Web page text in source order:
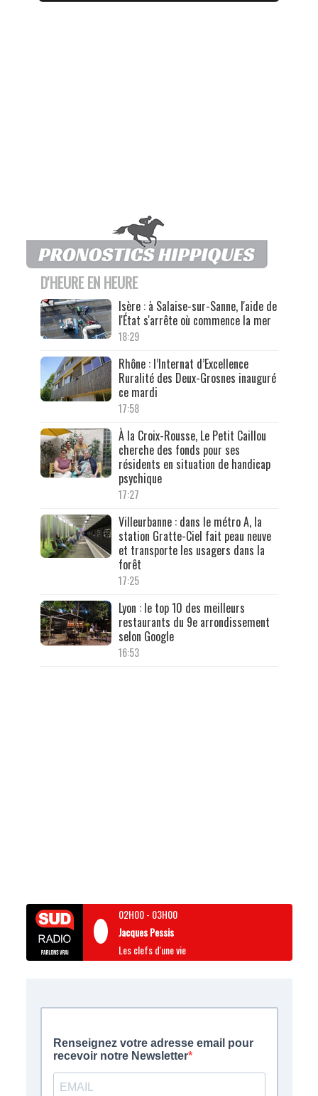
D'HEURE EN HEURE
Isère : à Salaise-sur-Sanne, l'aide de
l'État s'arrête où commence la mer
18:29
Rhône : l’Internat d’Excellence
Ruralité des Deux-Grosnes inauguré
ce mardi
17:58
À la Croix-Rousse, Le Petit Caillou
cherche des fonds pour ses
résidents en situation de handicap
psychique
17:27
Villeurbanne : dans le métro A, la
station Gratte-Ciel fait peau neuve
et transporte les usagers dans la
forêt
17:25
Lyon : le top 10 des meilleurs
restaurants du 9e arrondissement
selon Google
16:53
02H00- 03H00
Jacques Pessis
Les clefs d'une vie